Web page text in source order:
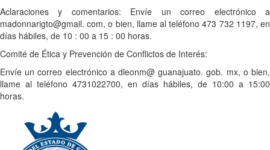
Aclaraciones y comentarios: Envíe un correo electrónico a
madonnarigto@gmail. com, o bien, llame al teléfono 473 732 1197, en
días hábiles, de 10 : 00 a 15 : 00 horas.
Comité de Ética y Prevención de Conflictos de Interés:
Envíe un correo electrónico a dleonm@ guanajuato. gob. mx, o bien,
llame al teléfono 4731022700, en días hábiles, de 10:00 a 15:00
horas.